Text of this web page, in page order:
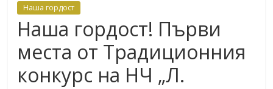
Наша гордост
Наша гордост! Първи
места от Традиционния
конкурс на НЧ „Л.